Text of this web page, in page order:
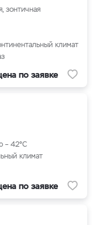
зонтичная
климат
по заявке
– 42°С
климат
по заявке